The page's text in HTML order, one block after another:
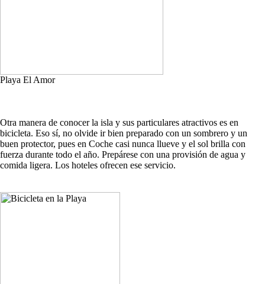
Playa El Amor
Otra manera de conocer la isla y sus particulares atractivos es en
bicicleta. Eso sí, no olvide ir bien preparado con un sombrero y un
buen protector, pues en Coche casi nunca llueve y el sol brilla con
fuerza durante todo el año. Prepárese con una provisión de agua y
comida ligera. Los hoteles ofrecen ese servicio.